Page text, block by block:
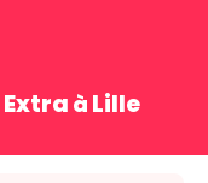
Extra à Lille